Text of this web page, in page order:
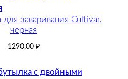
заваривания Cultivar,
черная
1290,00 ₽